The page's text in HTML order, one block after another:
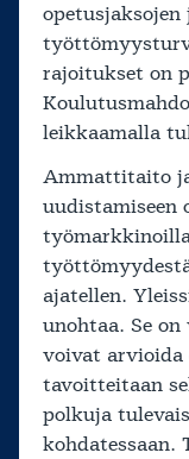
rajoitukset on
leikkaamalla
Ammattitaito
ajatellen.
unohtaa. Se
voivat arvioida
tavoitteitaan
polkuja
kohdatessaan.